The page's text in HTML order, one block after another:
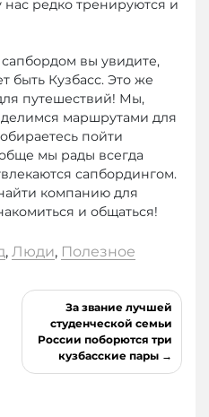
редко тренируются и
вы увидите,
быть Кузбасс. Это же
путешествий! Мы,
делимся маршрутами для
пойти
мы рады всегда
сапбордингом.
компанию для
и общаться!
, Люди, Полезное
За звание лучшей
студенческой семьи
России поборются три
кузбасские пары